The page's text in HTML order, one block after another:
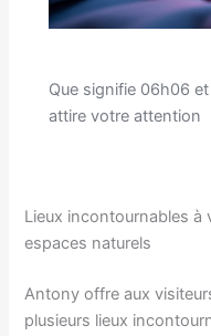
Que signifie 06h06
attire votre attention
Lieux incontournables à
espaces naturels
Antony offre aux
plusieurs lieux